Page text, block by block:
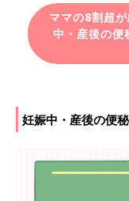
ママの8割超
中・産後の便
妊娠中・産後の便